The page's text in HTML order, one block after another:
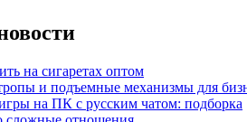
на сигаретах оптом
и подъемные механизмы для
на ПК с русским чатом: подборка